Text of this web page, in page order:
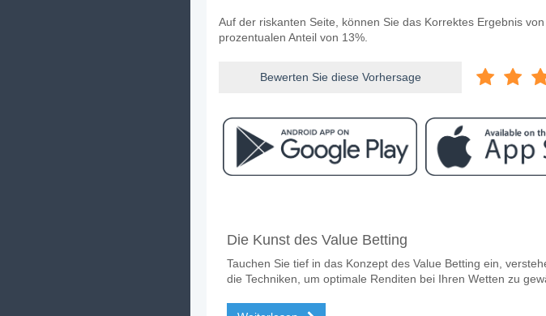
Auf der riskanten Seite, können Sie das Korrektes Ergebnis
prozentualen Anteil von 13%.
Bewerten Sie diese Vorhersage
Das Spiel zwischen Bayer Leverkusen v Hamburg 16 May 2026
Wer ist das Lieblingsteam, zwischen dem zu
Die Kunst des Value Betting
Tauchen Sie tief in das Konzept des Value Betting ein,
die Techniken, um optimale Renditen bei Ihren Wetten zu